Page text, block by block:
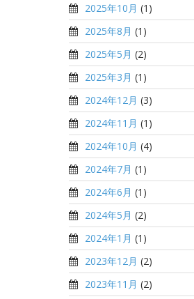
2025年10月 (1)
2025年8月 (1)
2025年5月 (2)
2025年3月 (1)
2024年12月 (3)
2024年11月 (1)
2024年10月 (4)
2024年7月 (1)
2024年6月 (1)
2024年5月 (2)
2024年1月 (1)
2023年12月 (2)
2023年11月 (2)